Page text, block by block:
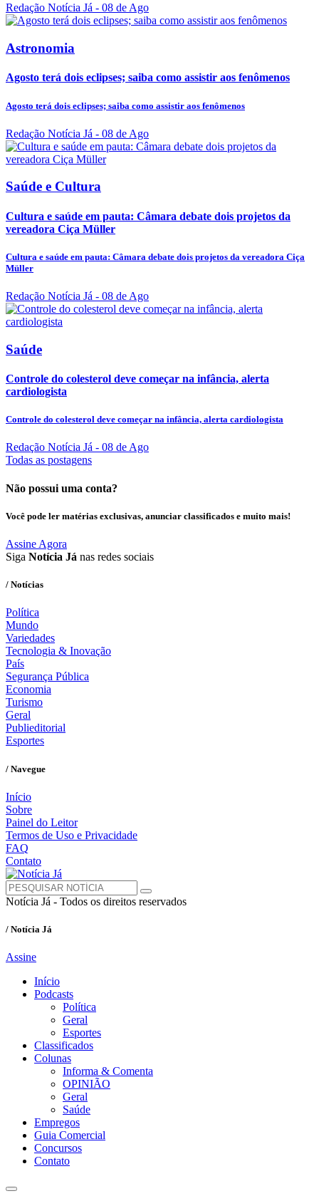
Redação Notícia Já - 08 de Ago
Astronomia
Agosto terá dois eclipses; saiba como assistir aos fenômenos
Agosto terá dois eclipses; saiba como assistir aos fenômenos
Redação Notícia Já - 08 de Ago
Saúde e Cultura
Cultura e saúde em pauta: Câmara debate dois projetos da
vereadora Ciça Müller
Cultura e saúde em pauta: Câmara debate dois projetos da vereadora Ciça
Müller
Redação Notícia Já - 08 de Ago
Saúde
Controle do colesterol deve começar na infância, alerta
cardiologista
Controle do colesterol deve começar na infância, alerta cardiologista
Redação Notícia Já - 08 de Ago
Todas as postagens
Não possui uma conta?
Você pode ler matérias exclusivas, anunciar classificados e muito mais!
Assine Agora
Siga Notícia Já nas redes sociais
/ Notícias
Política
Mundo
Variedades
Tecnologia & Inovação
País
Segurança Pública
Economia
Turismo
Geral
Publieditorial
Esportes
/ Navegue
Início
Sobre
Painel do Leitor
Termos de Uso e Privacidade
FAQ
Contato
Notícia Já - Todos os direitos reservados
/ Notícia Já
Assine
Início
Podcasts
Política
Geral
Esportes
Classificados
Colunas
Informa & Comenta
OPINIÃO
Geral
Saúde
Empregos
Guia Comercial
Concursos
Contato